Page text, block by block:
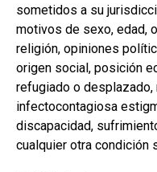
sometidos a su
motivos de sexo, edad,
religión, opiniones
origen social, posición
refugiado o desplazado,
infectocontagiosa
discapacidad,
cualquier otra condición